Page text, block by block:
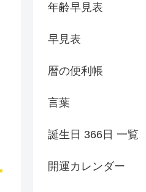
年齢早見表
早見表
暦の便利帳
言葉
誕生日 366日 一覧
開運カレンダー